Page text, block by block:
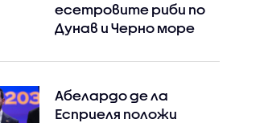
есетровите риби по
Дунав и Черно море
Абелардо де ла
Есприеля положи